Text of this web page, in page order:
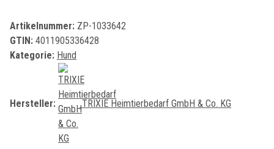
Artikelnummer: ZP-1033642
GTIN: 4011905336428
Kategorie: Hund
Hersteller: TRIXIE Heimtierbedarf GmbH & Co. KG